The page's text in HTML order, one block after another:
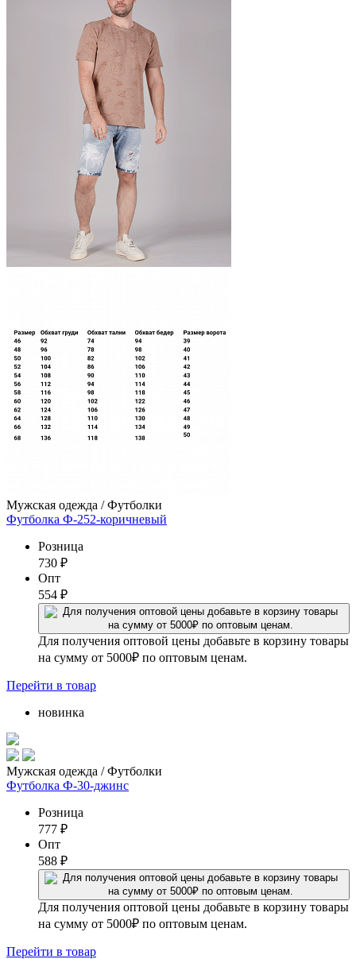
Мужская одежда / Футболки
Футболка Ф-252-коричневый
Розница
730 ₽
Опт
554 ₽
Для получения оптовой цены добавьте в корзину товары
на сумму от 5000₽ по оптовым ценам.
Перейти в товар
новинка
Мужская одежда / Футболки
Футболка Ф-30-джинс
Розница
777 ₽
Опт
588 ₽
Для получения оптовой цены добавьте в корзину товары
на сумму от 5000₽ по оптовым ценам.
Перейти в товар